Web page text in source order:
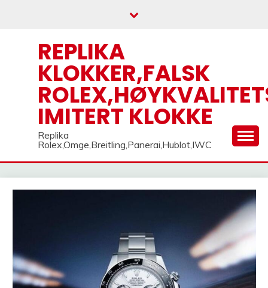
REPLIKA
KLOKKER,FALSK
IMITERT KLOKKE
Replika
Rolex,Omge,Breitling,Panerai,Hublot,IWC